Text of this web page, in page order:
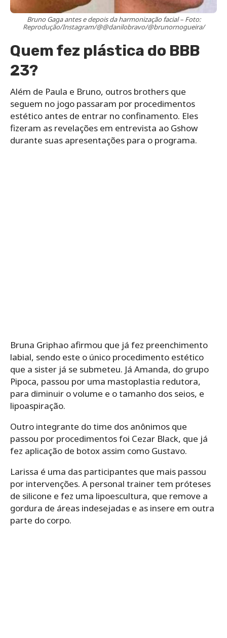
Bruno Gaga antes e depois da harmonização facial – Foto:
Reprodução/Instagram/@@danilobravo/@brunornogueira/
Quem fez plástica do BBB
23?
Além de Paula e Bruno, outros brothers que
seguem no jogo passaram por procedimentos
estético antes de entrar no confinamento. Eles
fizeram as revelações em entrevista ao Gshow
durante suas apresentações para o programa.
Bruna Griphao afirmou que já fez preenchimento
labial, sendo este o único procedimento estético
que a sister já se submeteu. Já Amanda, do grupo
Pipoca, passou por uma mastoplastia redutora,
para diminuir o volume e o tamanho dos seios, e
lipoaspiração.
Outro integrante do time dos anônimos que
passou por procedimentos foi Cezar Black, que já
fez aplicação de botox assim como Gustavo.
Larissa é uma das participantes que mais passou
por intervenções. A personal trainer tem próteses
de silicone e fez uma lipoescultura, que remove a
gordura de áreas indesejadas e as insere em outra
parte do corpo.